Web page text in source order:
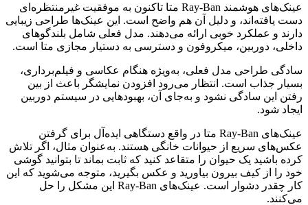
عینک‌های هوشمند Ray-Ban متا تاکنون به موفقیت غیرمنتظره‌ای
دست یافته‌اند، و دلیل آن هم واضح است. این عینک‌ها طراحی زیبایی
دارند و عملکرد خوبی ارائه می‌دهند. مدل فعلی شامل بلندگوهای
داخلی، دوربین‌، میکروفون‌ و دسترسی به دستیار مجازی متا است.
سادگی طراحی مدل فعلی، به‌ویژه هنگام عکاسی و فیلم‌برداری،
بسیار جذاب است. انتظار می‌رود افزودن نمایشگر باعث از بین
رفتن این سادگی نشود و به‌جای آن، بهبودهایی در سیستم دوربین
ایجاد شود.
عینک‌های Ray-Ban متا در واقع دستگاهی ایده‌آل برای گرفتن
عکس‌های سریع از حیوانات خانگی هستند. به‌عنوان مثال، اگر تلاش
کرده باشید یک حیوان را متقاعد کنید که ثابت بماند تا بتوانید گوشی
خود را از کیف بیرون بیاورید و عکس بگیرید، متوجه می‌شوید که این
کار چقدر دشوار است. عینک‌های Ray-Ban این مشکل را حل
می‌کنند.